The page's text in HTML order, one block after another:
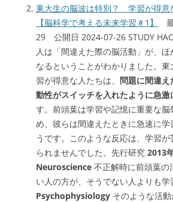
東大生の脳波は特別？ 学習が得意
【脳科学で考える未来学習＃1】
29 公開日 2024-07-26 STUDY
人は「間違えた際の脳活動」が、
なるということがわかりました。
習が得意な人たちは、 問題に間違
動性がスイッチを入れたように急激
す。前頭葉は学習や記憶に重要な
め、彼らは間違えたときに急速に学
うです。このような反応は、学習
られませんでした。先行研究 2013
Neuroscience 不正解時に前頭葉の
い人の方が、そうでない人よりも
Psychophysiology そのような活